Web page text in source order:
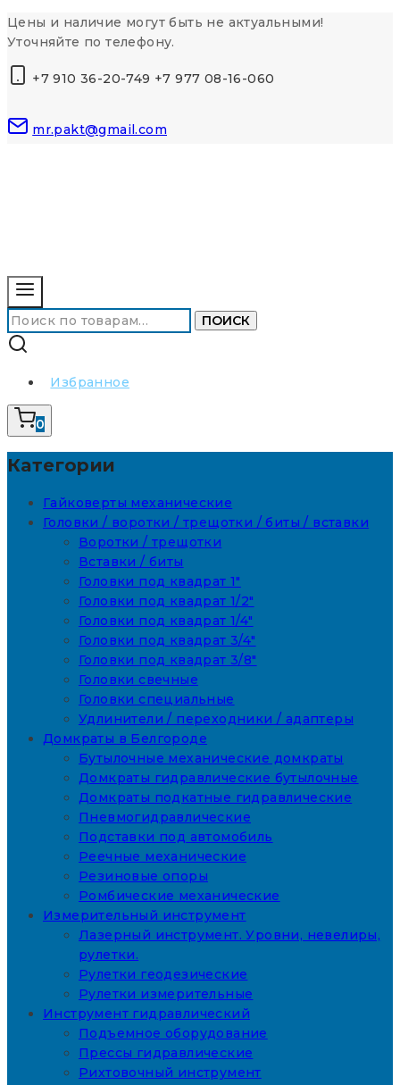
Перейти
к
Цены и наличие могут быть не актуальными!
Уточняйте по телефону.
+7 910 36-20-749 +7 977 08-16-060
mr.pakt@gmail.com
Искать: ПОИСК
Избранное
0
Категории
Гайковерты механические
Головки / воротки / трещотки / биты / вставки
Воротки / трещотки
Вставки / биты
Головки под квадрат 1"
Головки под квадрат 1/2"
Головки под квадрат 1/4"
Головки под квадрат 3/4"
Головки под квадрат 3/8"
Головки свечные
Головки специальные
Удлинители / переходники / адаптеры
Домкраты в Белгороде
Бутылочные механические домкраты
Домкраты гидравлические бутылочные
Домкраты подкатные гидравлические
Пневмогидравлические
Подставки под автомобиль
Реечные механические
Резиновые опоры
Ромбические механические
Измерительный инструмент
Лазерный инструмент. Уровни, невелиры,
рулетки.
Рулетки геодезические
Рулетки измерительные
Инструмент гидравлический
Подъемное оборудование
Прессы гидравлические
Рихтовочный инструмент